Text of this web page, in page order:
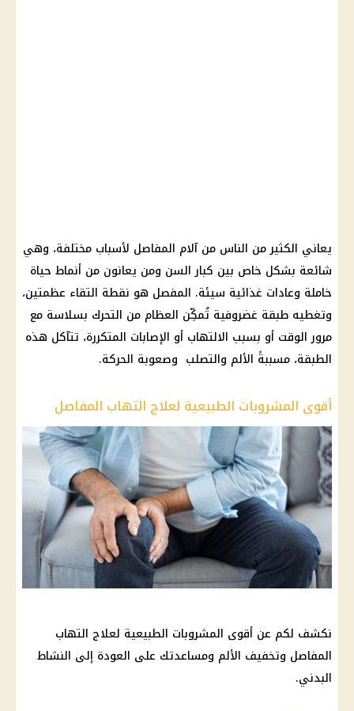
يعاني الكثير من الناس من آلام المفاصل لأسباب مختلفة، وهي
شائعة بشكل خاص بين كبار السن ومن يعانون من أنماط حياة
خاملة وعادات غذائية سيئة. المفصل هو نقطة التقاء عظمتين،
وتغطيه طبقة غضروفية تُمكِّن العظام من التحرك بسلاسة مع
مرور الوقت أو بسبب الالتهاب أو الإصابات المتكررة، تتآكل هذه
الطبقة، مسببةً الألم والتصلب وصعوبة الحركة.
أقوى المشروبات الطبيعية لعلاج التهاب المفاصل
نكشف لكم عن أقوى المشروبات الطبيعية لعلاج التهاب
المفاصل وتخفيف الألم ومساعدتك على العودة إلى النشاط
البدني.